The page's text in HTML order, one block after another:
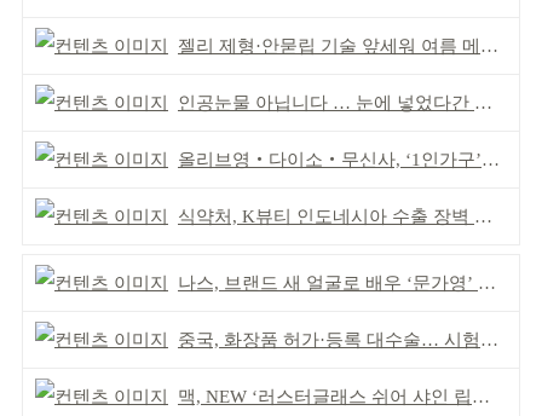
젤리 제형·안묻립 기술 앞세워 여름 메이크업 시장 공략
인공눈물 아닙니다 … 눈에 넣었다간 각막 손상
올리브영‧다이소‧무신사, ‘1인가구’가 이끈다
식약처, K뷰티 인도네시아 수출 장벽 완화 성과
나스, 브랜드 새 얼굴로 배우 ‘문가영’ 발탁
중국, 화장품 허가·등록 대수술… 시험자료 공용 허용
맥, NEW ‘러스터글래스 쉬어 샤인 립스틱’ 출시